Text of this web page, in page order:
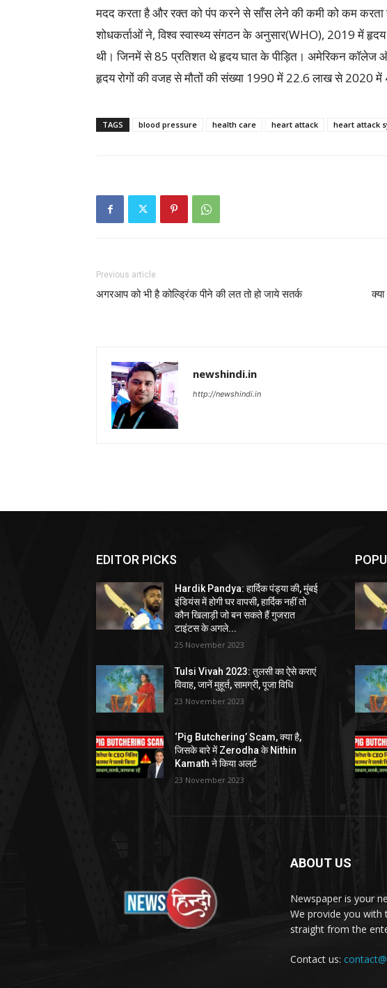
मदद करता है और रक्त को पंप करने से साँस लेने की कमी को कम करता
शोधकर्ताओं ने, विश्व स्वास्थ्य संगठन के अनुसार(WHO), 2019 में हृदय
थी। जिनमें से 85 प्रतिशत थे हृदय घात के पीड़ित। अमेरिकन कॉलेज
हृदय रोगों की वजह से मौतों की संख्या 1990 में 22.6 लाख से 2020
TAGS blood pressure health care heart attack heart attack
Previous article
अगरआप को भी है कोल्ड्रिंक पीने की लत तो हो जाये सतर्क
newshindi.in
http://newshindi.in
EDITOR PICKS
Hardik Pandya: हार्दिक पंड्या की, मुंबई
इंडियंस में होगी घर वापसी, हार्दिक नहीं तो
कौन खिलाड़ी जो बन सकते हैं गुजरात
टाइंटस के अगले...
25 November 2023
Tulsi Vivah 2023: तुलसी का ऐसे कराएं
विवाह, जानें मुहूर्त, सामग्री, पूजा विधि
23 November 2023
‘Pig Butchering’ Scam, क्या है,
जिसके बारे में Zerodha के Nithin
Kamath ने किया अलर्ट
23 November 2023
ABOUT US
Newspaper is your
We provide you with
straight from the
Contact us: